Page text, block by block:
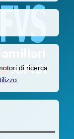
di ricerca.
.